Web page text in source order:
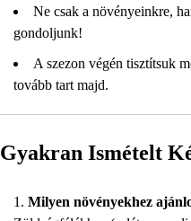
Ne csak a növényeinkre,
gondoljunk!
A szezon végén tisztítsuk
tovább tart majd.
Gyakran Ismételt
Milyen növényekhez